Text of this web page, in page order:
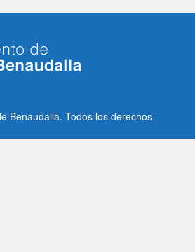
Benaudalla. Todos los derechos